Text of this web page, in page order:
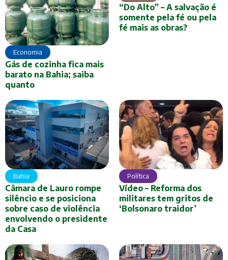
Economia
Gás de cozinha fica mais
barato na Bahia; saiba
quanto
“Do Alto” – A salvação é
somente pela fé ou pela
fé mais as obras?
Bahia
Câmara de Lauro rompe
silêncio e se posiciona
sobre caso de violência
envolvendo o presidente
da Casa
Política
Vídeo – Reforma dos
militares tem gritos de
‘Bolsonaro traidor’